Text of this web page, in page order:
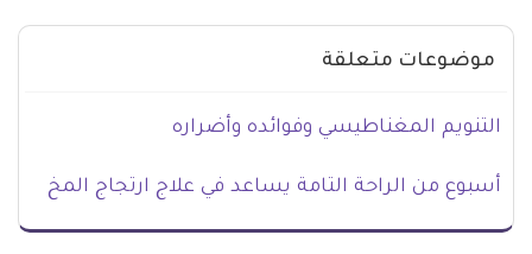
موضوعات متعلقة
التنويم المغناطيسي وفوائده وأضراره
أسبوع من الراحة التامة يساعد في علاج ارتجاج المخ